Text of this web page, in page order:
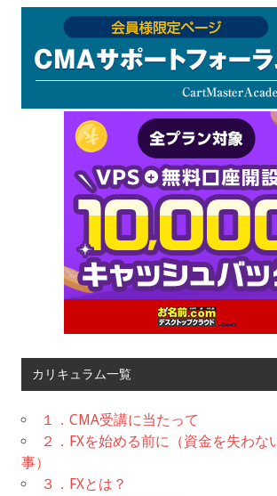
カリキュラム一覧
１．CMA受講に当たって
２．FXを始める前に（資金を失わな
事）
３．FXとは？